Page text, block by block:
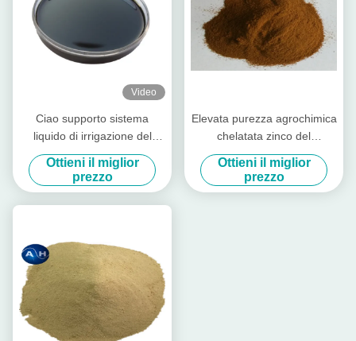
Video
Ciao supporto sistema
liquido di irrigazione del
fertilizzante di pianta di
aminoacidi dell'azoto
Ottieni il miglior
prezzo
Elevata purezza agrochimica
chelatata zinco del
fertilizzante della farina di
soia dello spray fogliare
Ottieni il miglior
prezzo